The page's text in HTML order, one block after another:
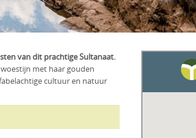
van dit prachtige Sultanaat.
met haar gouden
cultuur en natuur